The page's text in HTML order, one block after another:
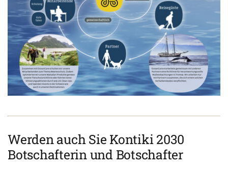
Werden auch Sie Kontiki 2030
Botschafterin und Botschafter